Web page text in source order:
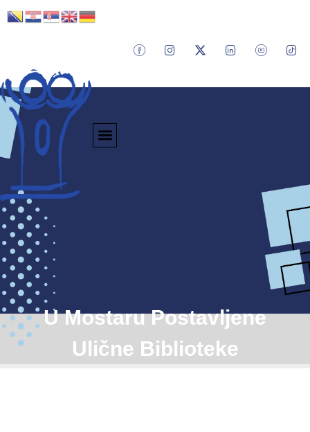
U Mostaru Postavljene
Ulične Biblioteke